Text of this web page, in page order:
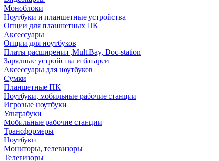
Моноблоки
Ноутбуки и планшетные устройства
Опции для планшетных ПК
Аксессуары
Опции для ноутбуков
Платы расширения ,MultiBay, Doc-station
Зарядные устройства и батареи
Аксессуары для ноутбуков
Сумки
Планшетные ПК
Ноутбуки, мобильные рабочие станции
Игровые ноутбуки
Ультрабуки
Мобильные рабочие станции
Трансформеры
Ноутбуки
Мониторы, телевизоры
Телевизоры